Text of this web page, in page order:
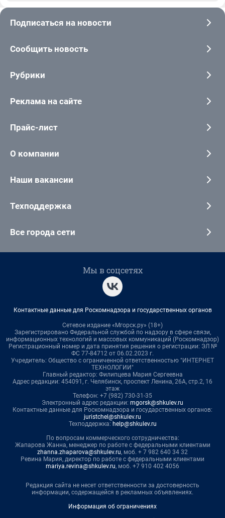
Подписаться на новости
Сообщить новость
Рубрики
Реклама на сайте
Прайс-лист
О компании
Наши вакансии
Техподдержка
Все города сети
Мы в соцсетях
Контактные данные для Роскомнадзора и государственных органов
Сетевое издание «Мгорск.ру» (18+)
Зарегистрировано Федеральной службой по надзору в сфере связи,
информационных технологий и массовых коммуникаций (Роскомнадзор)
Регистрационный номер и дата принятия решения о регистрации: ЭЛ №
ФС 77-84712 от 06.02.2023 г.
Учредитель: Общество с ограниченной ответственностью "ИНТЕРНЕТ
ТЕХНОЛОГИИ"
Главный редактор: Филипцева Мария Сергеевна
Адрес редакции: 454091, г. Челябинск, проспект Ленина, 26А, стр.2, 16
этаж
Телефон: +7 (982) 730-31-35
Электронный адрес редакции: mgorsk@shkulev.ru
Контактные данные для Роскомнадзора и государственных органов:
juristchel@shkulev.ru
Техподдержка: help@shkulev.ru
По вопросам коммерческого сотрудничества:
Жапарова Жанна, менеджер по работе с федеральными клиентами
zhanna.zhaparova@shkulev.ru, моб. + 7 982 640 34 32
Ревина Мария, директор по работе с федеральными клиентами
mariya.revina@shkulev.ru, моб. +7 910 402 4056
Редакция сайта не несет ответственности за достоверность
информации, содержащейся в рекламных объявлениях.
Информация об ограничениях